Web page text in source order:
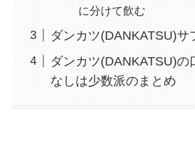
に分けて飲む
ダンカツ(DANKATSU)サ
ダンカツ(DANKATSU)の
なしは少数派のまとめ